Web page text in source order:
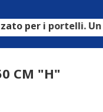
Un portello
CM "H"